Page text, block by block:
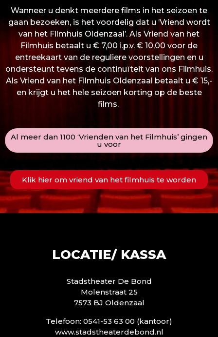
Wanneer u denkt meerdere films in het seizoen te
gaan bezoeken, is het voordelig dat u ‘Vriend wordt
van het Filmhuis Oldenzaal’. Als Vriend van het
Filmhuis betaalt u € 7,00 i.p.v. € 10,00 voor de
entreekaart van de reguliere voorstellingen en u
ondersteunt tevens de continuïteit van ons Filmhuis.
Als Vriend van het Filmhuis Oldenzaal betaalt u € 15,-
en krijgt u het hele seizoen korting op de beste
films.
Al meer dan 1100 ‘Vrienden van het Filmhuis’ gingen
u voor
Klik hier om vriend van het filmhuis te worden
LOCATIE/ KASSA
Stadstheater De Bond
Molenstraat 25
7573 BJ Oldenzaal
Telefoon: 0541-53 63 00 (kantoor)
www.stadstheaterdebond.nl